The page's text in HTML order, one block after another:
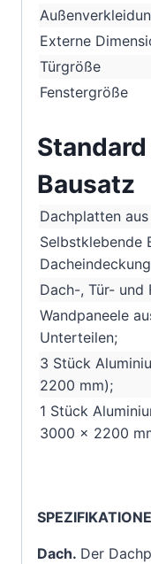
Externe
Türgröße
Fenstergröße
Bausatz
Dachplatten
Selbstklebende
Dach-, Tür- und
Wandpaneele
Unterteilen;
3 Stück
2200 mm);
1 Stück
3000 x 2200
Dach. Der